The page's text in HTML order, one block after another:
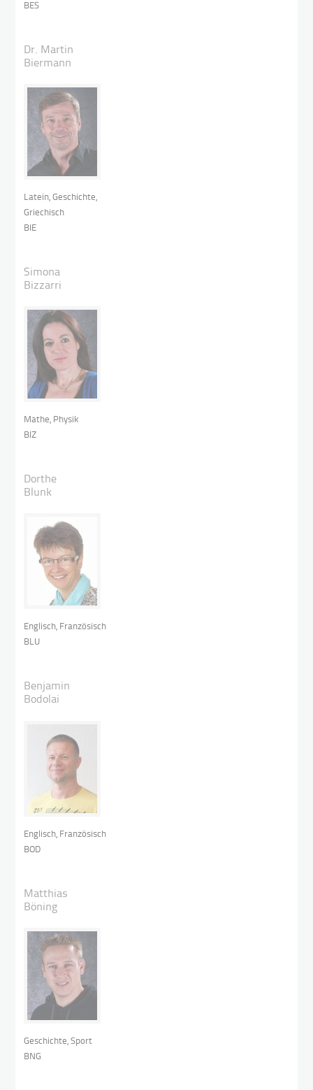
BES
Dr. Martin
Biermann
Latein, Geschichte,
Griechisch
BIE
Simona
Bizzarri
Mathe, Physik
BIZ
Dorthe
Blunk
Englisch, Französisch
BLU
Benjamin
Bodolai
Englisch, Französisch
BOD
Matthias
Böning
Geschichte, Sport
BNG